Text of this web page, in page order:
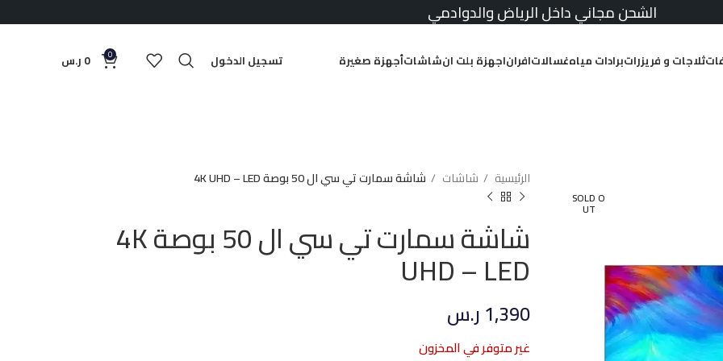
الشحن مجاني داخل الرياض والدوادمي
ثلاجات و فريزراتبرادات مياهغسالاتافراناجهزة بلت انشاشاتأجهزة صغيرة تسجيل الدخول 0
0 ر.س
SOLD O
UT
الرئيسية شاشات شاشة سمارت تي سي ال 50 بوصة 4K UHD – LED
شاشة سمارت تي سي ال 50 بوصة 4K
UHD – LED
1,390ر.س
غير متوفر في المخزون